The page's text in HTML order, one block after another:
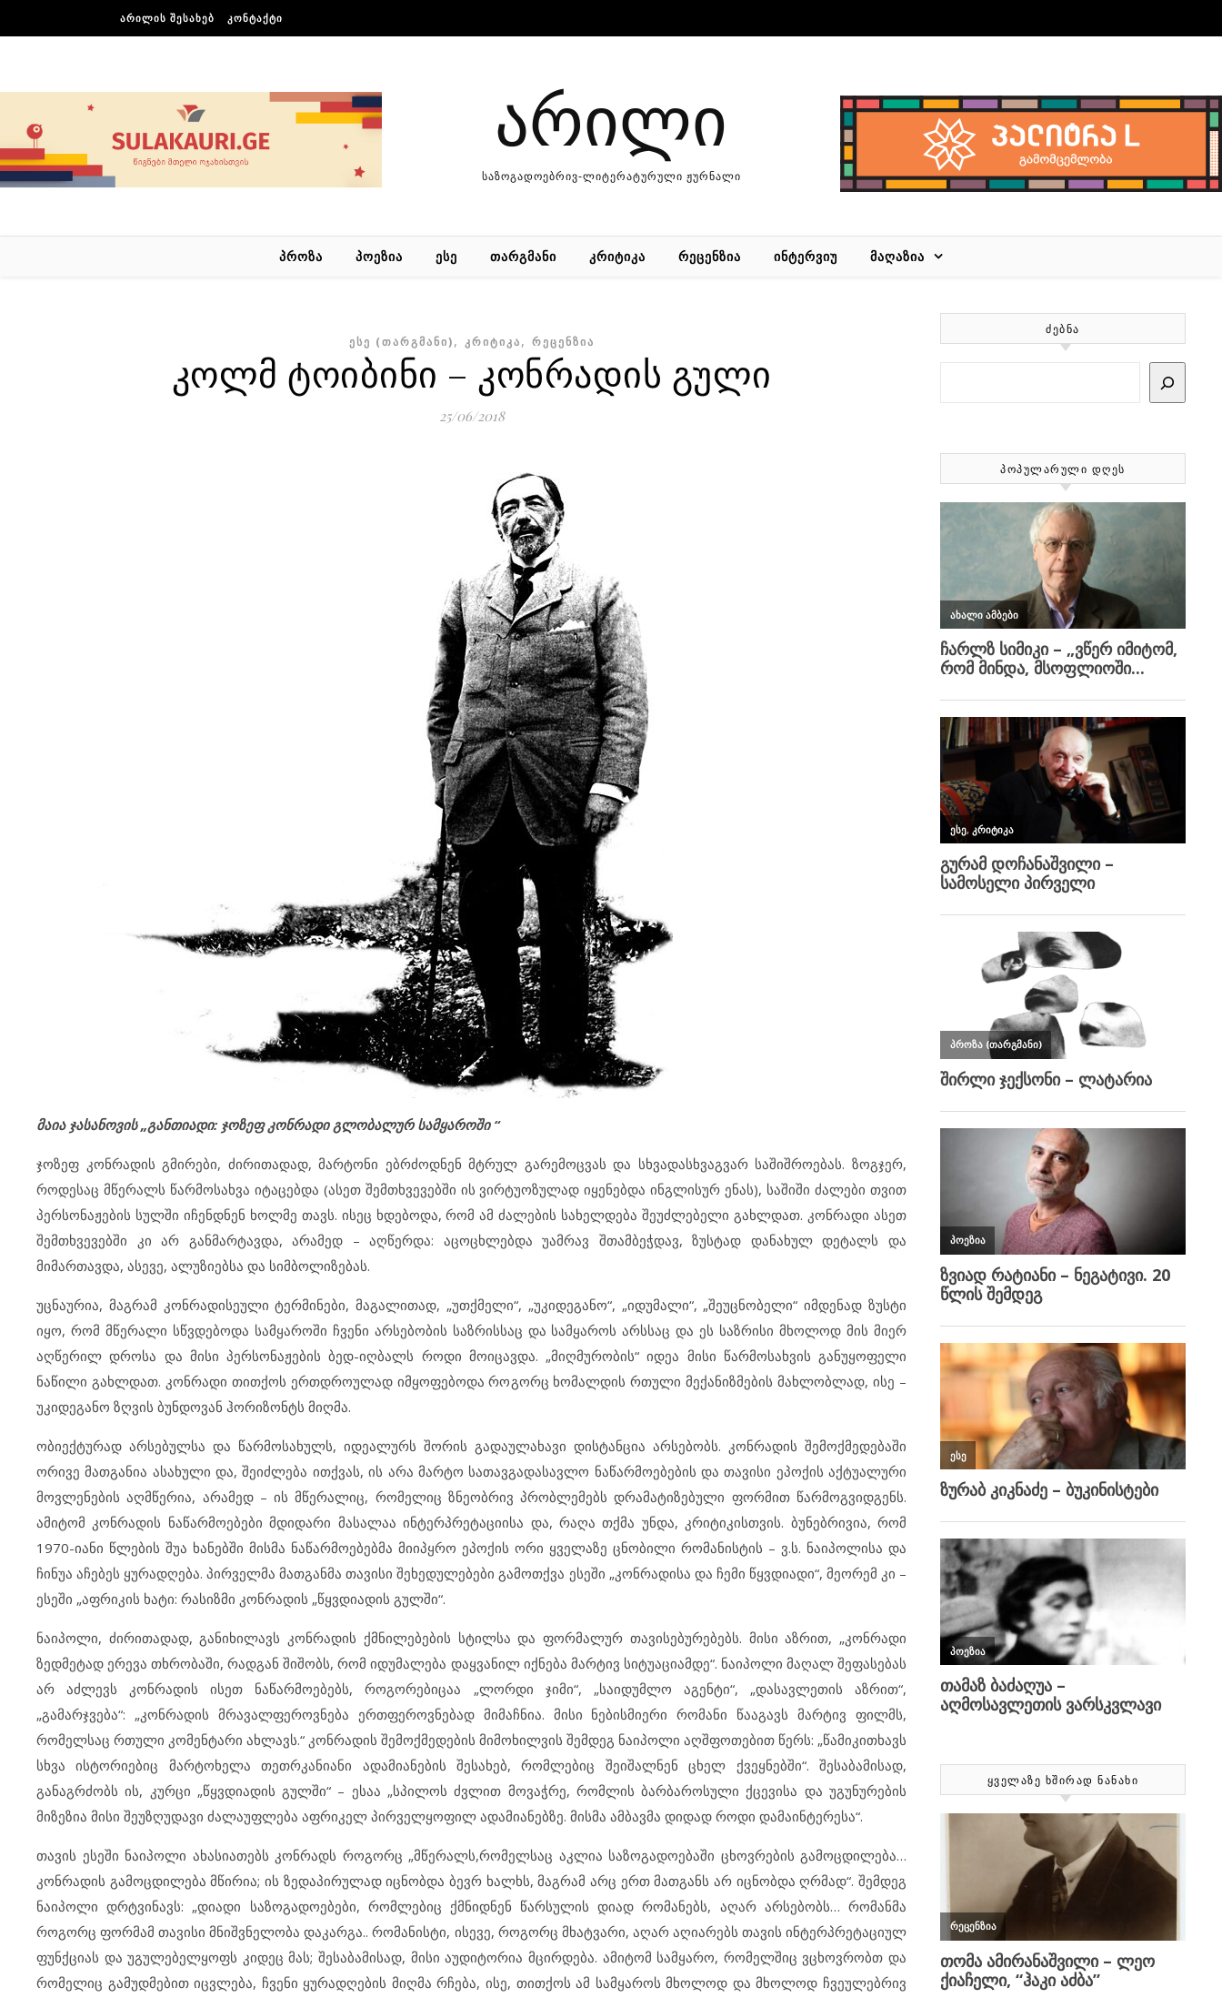
ᲐᲠᲘᲚᲘᲡ ᲨᲔᲡᲐᲮᲔᲑ ᲙᲝᲜᲢᲐᲥᲢᲘ
არილი
საზოგადოებრივ-ლიტერატურული ჟურნალი
ᲞᲠᲝᲖᲐ ᲞᲝᲔᲖᲘᲐ ᲔᲡᲔ ᲗᲐᲠᲒᲛᲐᲜᲘ ᲙᲠᲘᲢᲘᲙᲐ ᲠᲔᲪᲔᲜᲖᲘᲐ ᲘᲜᲢᲔᲠᲕᲘᲣ ᲛᲐᲦᲐᲖᲘᲐ
ᲔᲡᲔ (ᲗᲐᲠᲒᲛᲐᲜᲘ), ᲙᲠᲘᲢᲘᲙᲐ, ᲠᲔᲪᲔᲜᲖᲘᲐ
კოლმ ტოიბინი – კონრადის გული
25/06/2018
მაია ჯასანოვის „განთიადი: ჯოზეფ კონრადი გლობალურ სამყაროში “
ჯოზეფ კონრადის გმირები, ძირითადად, მარტონი ებრძოდნენ მტრულ გარემოცვას და სხვადასხვაგვარ საშიშროებას. ზოგჯერ,
როდესაც მწერალს წარმოსახვა იტაცებდა (ასეთ შემთხვევებში ის ვირტუოზულად იყენებდა ინგლისურ ენას), საშიში ძალები თვით
პერსონაჟების სულში იჩენდნენ ხოლმე თავს. ისეც ხდებოდა, რომ ამ ძალების სახელდება შეუძლებელი გახლდათ. კონრადი ასეთ
შემთხვევებში კი არ განმარტავდა, არამედ – აღწერდა: აცოცხლებდა უამრავ შთამბეჭდავ, ზუსტად დანახულ დეტალს და
მიმართავდა, ასევე, ალუზიებსა და სიმბოლიზებას.
უცნაურია, მაგრამ კონრადისეული ტერმინები, მაგალითად, „უთქმელი“, „უკიდეგანო“, „იდუმალი“, „შეუცნობელი“ იმდენად ზუსტი
იყო, რომ მწერალი სწვდებოდა სამყაროში ჩვენი არსებობის საზრისსაც და სამყაროს არსსაც და ეს საზრისი მხოლოდ მის მიერ
აღწერილ დროსა და მისი პერსონაჟების ბედ-იღბალს როდი მოიცავდა. „მიღმურობის“ იდეა მისი წარმოსახვის განუყოფელი
ნაწილი გახლდათ. კონრადი თითქოს ერთდროულად იმყოფებოდა როგორც ხომალდის რთული მექანიზმების მახლობლად, ისე –
უკიდეგანო ზღვის ბუნდოვან ჰორიზონტს მიღმა.
ობიექტურად არსებულსა და წარმოსახულს, იდეალურს შორის გადაულახავი დისტანცია არსებობს. კონრადის შემოქმედებაში
ორივე მათგანია ასახული და, შეიძლება ითქვას, ის არა მარტო სათავგადასავლო ნაწარმოებების და თავისი ეპოქის აქტუალური
მოვლენების აღმწერია, არამედ – ის მწერალიც, რომელიც ზნეობრივ პრობლემებს დრამატიზებული ფორმით წარმოგვიდგენს.
ამიტომ კონრადის ნაწარმოებები მდიდარი მასალაა ინტერპრეტაციისა და, რაღა თქმა უნდა, კრიტიკისთვის. ბუნებრივია, რომ
1970-იანი წლების შუა ხანებში მისმა ნაწარმოებებმა მიიპყრო ეპოქის ორი ყველაზე ცნობილი რომანისტის – ვ.ს. ნაიპოლისა და
ჩინუა აჩებეს ყურადღება. პირველმა მათგანმა თავისი შეხედულებები გამოთქვა ესეში „კონრადისა და ჩემი წყვდიადი“, მეორემ კი –
ესეში „აფრიკის ხატი: რასიზმი კონრადის „წყვდიადის გულში“.
ნაიპოლი, ძირითადად, განიხილავს კონრადის ქმნილებების სტილსა და ფორმალურ თავისებურებებს. მისი აზრით, „კონრადი
ზედმეტად ერევა თხრობაში, რადგან შიშობს, რომ იდუმალება დაყვანილ იქნება მარტივ სიტუაციამდე“. ნაიპოლი მაღალ შეფასებას
არ აძლევს კონრადის ისეთ ნაწარმოებებს, როგორებიცაა „ლორდი ჯიმი“, „საიდუმლო აგენტი“, „დასავლეთის აზრით“,
„გამარჯვება“: „კონრადის მრავალფეროვნება ერთფეროვნებად მიმაჩნია. მისი ნებისმიერი რომანი წააგავს მარტივ ფილმს,
რომელსაც რთული კომენტარი ახლავს.“ კონრადის შემოქმედების მიმოხილვის შემდეგ ნაიპოლი აღშფოთებით წერს: „წამიკითხავს
სხვა ისტორიებიც მარტოხელა თეთრკანიანი ადამიანების შესახებ, რომლებიც შეიშალნენ ცხელ ქვეყნებში“. შესაბამისად,
განაგრძობს ის, კურცი „წყვდიადის გულში“ – ესაა „სპილოს ძვლით მოვაჭრე, რომლის ბარბაროსული ქცევისა და უგუნურების
მიზეზია მისი შეუზღუდავი ძალაუფლება აფრიკელ პირველყოფილ ადამიანებზე. მისმა ამბავმა დიდად როდი დამაინტერესა“.
თავის ესეში ნაიპოლი ახასიათებს კონრადს როგორც „მწერალს,რომელსაც აკლია საზოგადოებაში ცხოვრების გამოცდილება…
კონრადის გამოცდილება მწირია; ის ზედაპირულად იცნობდა ბევრ ხალხს, მაგრამ არც ერთ მათგანს არ იცნობდა ღრმად“. შემდეგ
ნაიპოლი დრტვინავს: „დიადი საზოგადოებები, რომლებიც ქმნიდნენ წარსულის დიად რომანებს, აღარ არსებობს… რომანმა
როგორც ფორმამ თავისი მნიშვნელობა დაკარგა.. რომანისტი, ისევე, როგორც მხატვარი, აღარ აღიარებს თავის ინტერპრეტაციულ
ფუნქციას და უგულებელყოფს კიდეც მას; შესაბამისად, მისი აუდიტორია მცირდება. ამიტომ სამყარო, რომელშიც ვცხოვრობთ და
რომელიც გამუდმებით იცვლება, ჩვენი ყურადღების მიღმა რჩება, ისე, თითქოს ამ სამყაროს მხოლოდ და მხოლოდ ჩვეულებრივ
ᲫᲔᲑᲜᲐ
ᲞᲝᲞᲣᲚᲐᲠᲣᲚᲘ ᲓᲦᲔᲡ
ᲧᲕᲔᲚᲐᲖᲔ ᲮᲨᲘᲠᲐᲓ ᲜᲐᲜᲐᲮᲘ